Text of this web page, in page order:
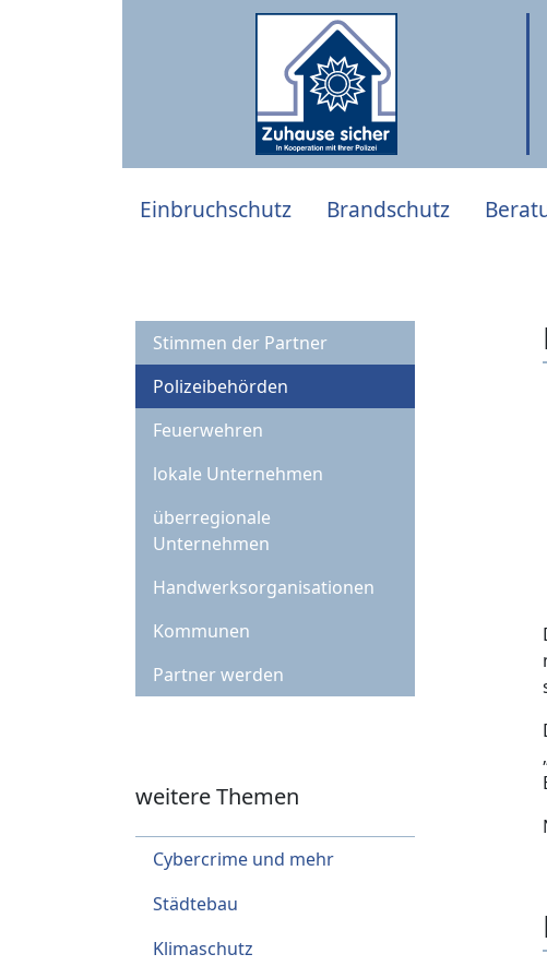
Einbruchschutz Brandschutz
Stimmen der Partner
Polizeibehörden
Feuerwehren
lokale Unternehmen
überregionale
Unternehmen
Handwerksorganisationen
Kommunen
Partner werden
weitere Themen
Cybercrime und mehr
Städtebau
Klimaschutz